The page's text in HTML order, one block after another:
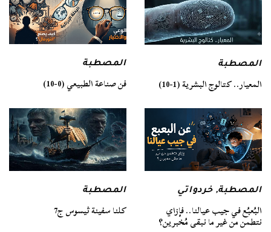
المصطبة
المعيار.. كتالوج البشرية (1-10)
المصطبة
فن صناعة الطبيعي (0-10)
المصطبة,خردواتي
البُعبُع في جيب عيالنا.. فإزاي
نتطمن من غير ما نبقى مُخبرين؟
المصطبة
كلنا سفينة ثيسوس ج7